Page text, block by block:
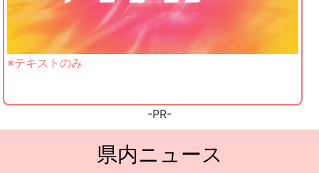
※テキストのみ
-PR-
県内ニュース